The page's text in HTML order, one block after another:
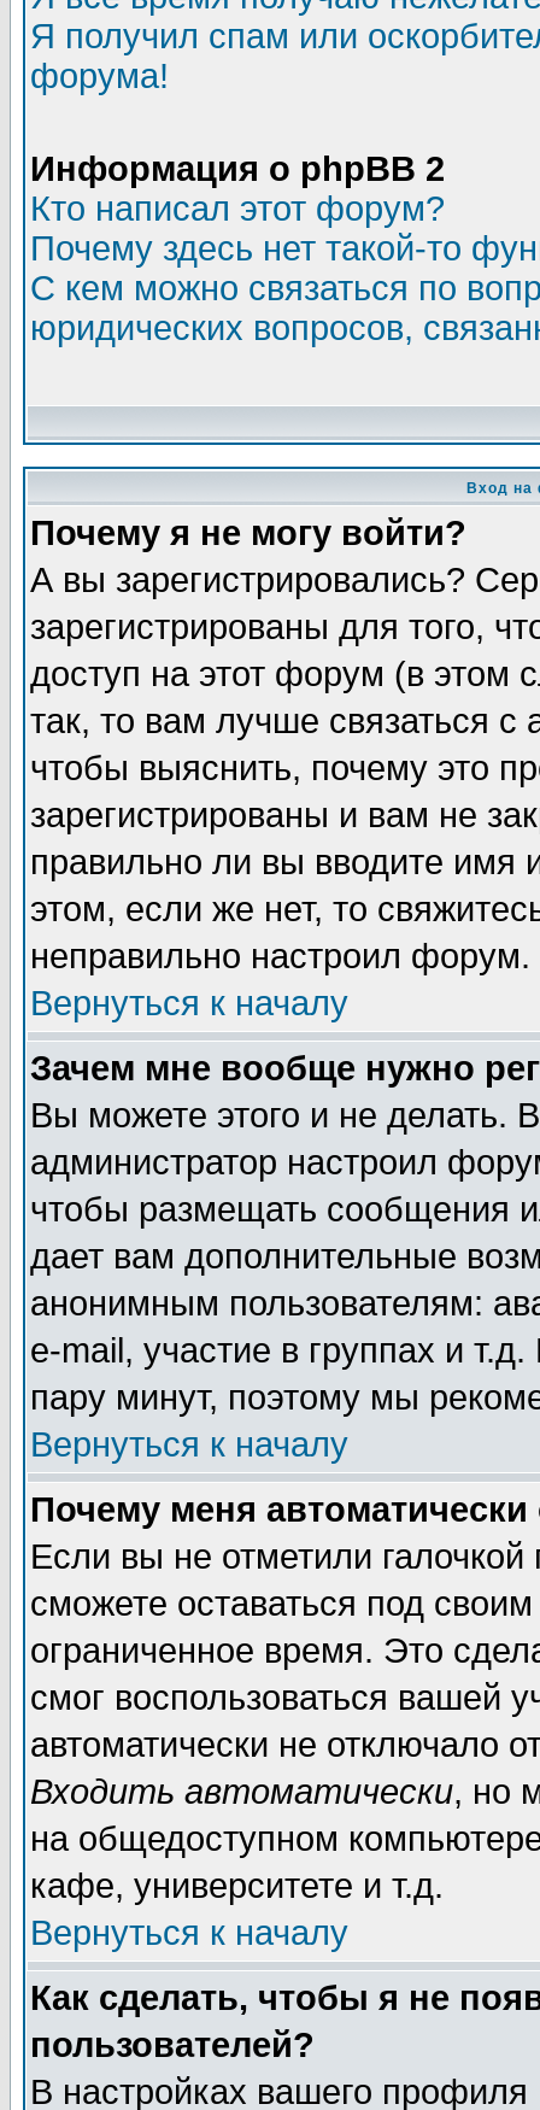
Я получил спам или
форума!
Информация о phpBB 2
Кто написал этот форум?
Почему здесь нет такой-то
С кем можно связаться по
юридических вопросов,
Вход на
Почему я не могу войти?
А вы зарегистрировались?
зарегистрированы для того,
доступ на этот форум (в этом
так, то вам лучше связаться
чтобы выяснить, почему это
зарегистрированы и вам не
правильно ли вы вводите
этом, если же нет, то
неправильно настроил форум.
Вернуться к началу
Зачем мне вообще нужно
Вы можете этого и не делать.
администратор настроил
чтобы размещать сообщения
дает вам дополнительные
анонимным пользователям:
e-mail, участие в группах и
пару минут, поэтому мы
Вернуться к началу
Почему меня автоматически
Если вы не отметили галочкой
сможете оставаться под
ограниченное время. Это
смог воспользоваться вашей
автоматически не отключало
Входить автоматически, но
на общедоступном
кафе, университете и т.д.
Вернуться к началу
Как сделать, чтобы я не
пользователей?
В настройках вашего